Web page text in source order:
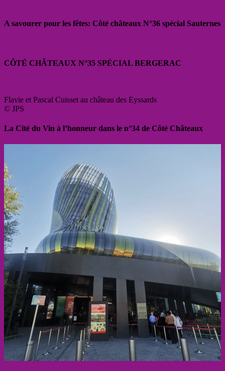
A savourer pour les fêtes: Côté châteaux N°36 spécial Sauternes
CÔTÉ CHÂTEAUX N°35 SPÉCIAL BERGERAC
Flavie et Pascal Cuisset au château des Eyssards
© JPS
La Cité du Vin à l’honneur dans le n°34 de Côté Châteaux